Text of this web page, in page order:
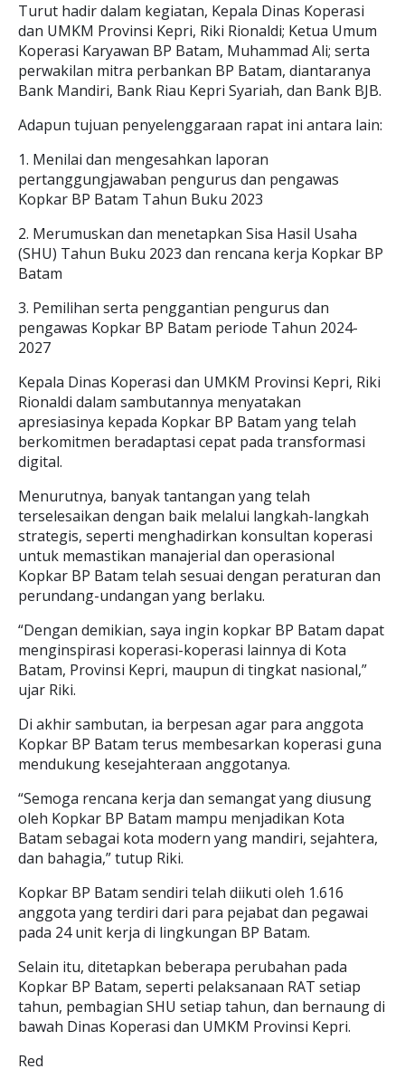
Turut hadir dalam kegiatan, Kepala Dinas Koperasi
dan UMKM Provinsi Kepri, Riki Rionaldi; Ketua Umum
Koperasi Karyawan BP Batam, Muhammad Ali; serta
perwakilan mitra perbankan BP Batam, diantaranya
Bank Mandiri, Bank Riau Kepri Syariah, dan Bank BJB.
Adapun tujuan penyelenggaraan rapat ini antara lain:
1. Menilai dan mengesahkan laporan
pertanggungjawaban pengurus dan pengawas
Kopkar BP Batam Tahun Buku 2023
2. Merumuskan dan menetapkan Sisa Hasil Usaha
(SHU) Tahun Buku 2023 dan rencana kerja Kopkar BP
Batam
3. Pemilihan serta penggantian pengurus dan
pengawas Kopkar BP Batam periode Tahun 2024-
2027
Kepala Dinas Koperasi dan UMKM Provinsi Kepri, Riki
Rionaldi dalam sambutannya menyatakan
apresiasinya kepada Kopkar BP Batam yang telah
berkomitmen beradaptasi cepat pada transformasi
digital.
Menurutnya, banyak tantangan yang telah
terselesaikan dengan baik melalui langkah-langkah
strategis, seperti menghadirkan konsultan koperasi
untuk memastikan manajerial dan operasional
Kopkar BP Batam telah sesuai dengan peraturan dan
perundang-undangan yang berlaku.
“Dengan demikian, saya ingin kopkar BP Batam dapat
menginspirasi koperasi-koperasi lainnya di Kota
Batam, Provinsi Kepri, maupun di tingkat nasional,”
ujar Riki.
Di akhir sambutan, ia berpesan agar para anggota
Kopkar BP Batam terus membesarkan koperasi guna
mendukung kesejahteraan anggotanya.
“Semoga rencana kerja dan semangat yang diusung
oleh Kopkar BP Batam mampu menjadikan Kota
Batam sebagai kota modern yang mandiri, sejahtera,
dan bahagia,” tutup Riki.
Kopkar BP Batam sendiri telah diikuti oleh 1.616
anggota yang terdiri dari para pejabat dan pegawai
pada 24 unit kerja di lingkungan BP Batam.
Selain itu, ditetapkan beberapa perubahan pada
Kopkar BP Batam, seperti pelaksanaan RAT setiap
tahun, pembagian SHU setiap tahun, dan bernaung di
bawah Dinas Koperasi dan UMKM Provinsi Kepri.
Red